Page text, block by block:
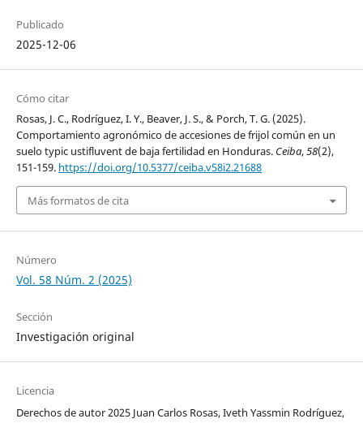
Publicado
2025-12-06
Cómo citar
Rosas, J. C., Rodríguez, I. Y., Beaver, J. S., & Porch, T. G. (2025).
Comportamiento agronómico de accesiones de frijol común en un
suelo typic ustifluvent de baja fertilidad en Honduras. Ceiba,58(2),
151-159. https://doi.org/10.5377/ceiba.v58i2.21688
Más formatos de cita
Número
Vol. 58 Núm. 2 (2025)
Sección
Investigación original
Licencia
Derechos de autor 2025 Juan Carlos Rosas, Iveth Yassmin Rodríguez,